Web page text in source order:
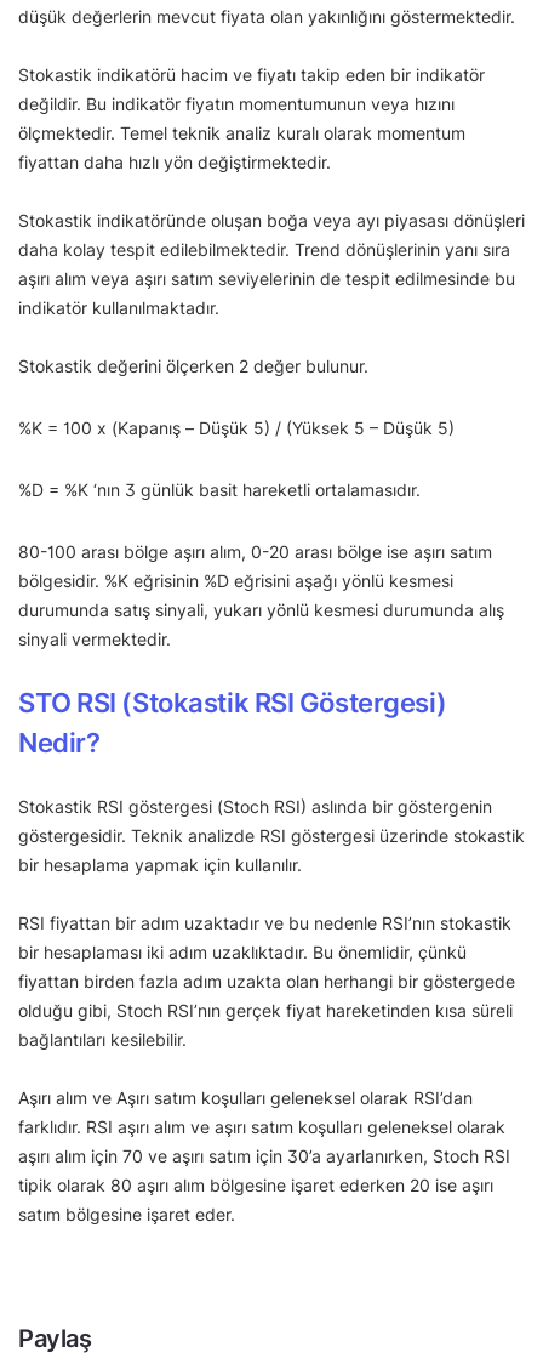
düşük değerlerin mevcut fiyata olan yakınlığını göstermektedir.
Stokastik indikatörü hacim ve fiyatı takip eden bir indikatör
değildir. Bu indikatör fiyatın momentumunun veya hızını
ölçmektedir. Temel teknik analiz kuralı olarak momentum
fiyattan daha hızlı yön değiştirmektedir.
Stokastik indikatöründe oluşan boğa veya ayı piyasası dönüşleri
daha kolay tespit edilebilmektedir. Trend dönüşlerinin yanı sıra
aşırı alım veya aşırı satım seviyelerinin de tespit edilmesinde bu
indikatör kullanılmaktadır.
Stokastik değerini ölçerken 2 değer bulunur.
%K = 100 x (Kapanış – Düşük 5) / (Yüksek 5 – Düşük 5)
%D = %K ‘nın 3 günlük basit hareketli ortalamasıdır.
80-100 arası bölge aşırı alım, 0-20 arası bölge ise aşırı satım
bölgesidir. %K eğrisinin %D eğrisini aşağı yönlü kesmesi
durumunda satış sinyali, yukarı yönlü kesmesi durumunda alış
sinyali vermektedir.
STO RSI (Stokastik RSI Göstergesi)
Nedir?
Stokastik RSI göstergesi (Stoch RSI) aslında bir göstergenin
göstergesidir. Teknik analizde RSI göstergesi üzerinde stokastik
bir hesaplama yapmak için kullanılır.
RSI fiyattan bir adım uzaktadır ve bu nedenle RSI’nın stokastik
bir hesaplaması iki adım uzaklıktadır. Bu önemlidir, çünkü
fiyattan birden fazla adım uzakta olan herhangi bir göstergede
olduğu gibi, Stoch RSI’nın gerçek fiyat hareketinden kısa süreli
bağlantıları kesilebilir.
Aşırı alım ve Aşırı satım koşulları geleneksel olarak RSI’dan
farklıdır. RSI aşırı alım ve aşırı satım koşulları geleneksel olarak
aşırı alım için 70 ve aşırı satım için 30’a ayarlanırken, Stoch RSI
tipik olarak 80 aşırı alım bölgesine işaret ederken 20 ise aşırı
satım bölgesine işaret eder.
Paylaş